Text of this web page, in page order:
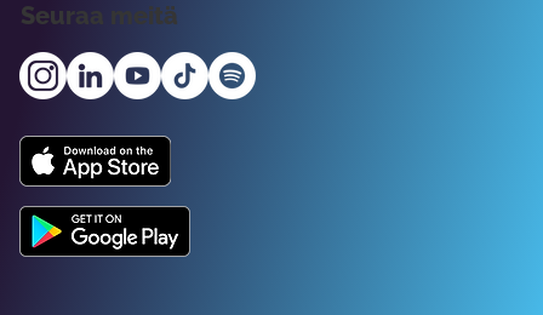
Seuraa meitä